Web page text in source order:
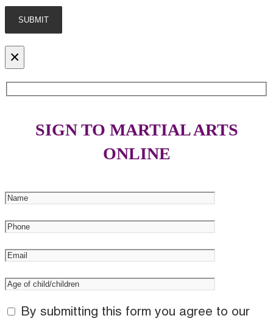
×
SIGN TO MARTIAL ARTS
ONLINE
By submitting this form you agree to our